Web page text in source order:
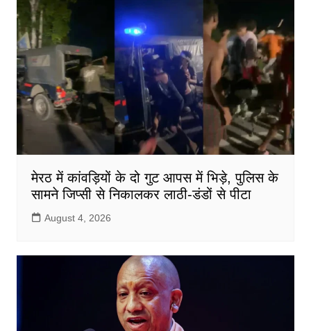
मेरठ में कांवड़ियों के दो गुट आपस में भिड़े, पुलिस के
सामने जिप्सी से निकालकर लाठी-डंडों से पीटा
August 4, 2026